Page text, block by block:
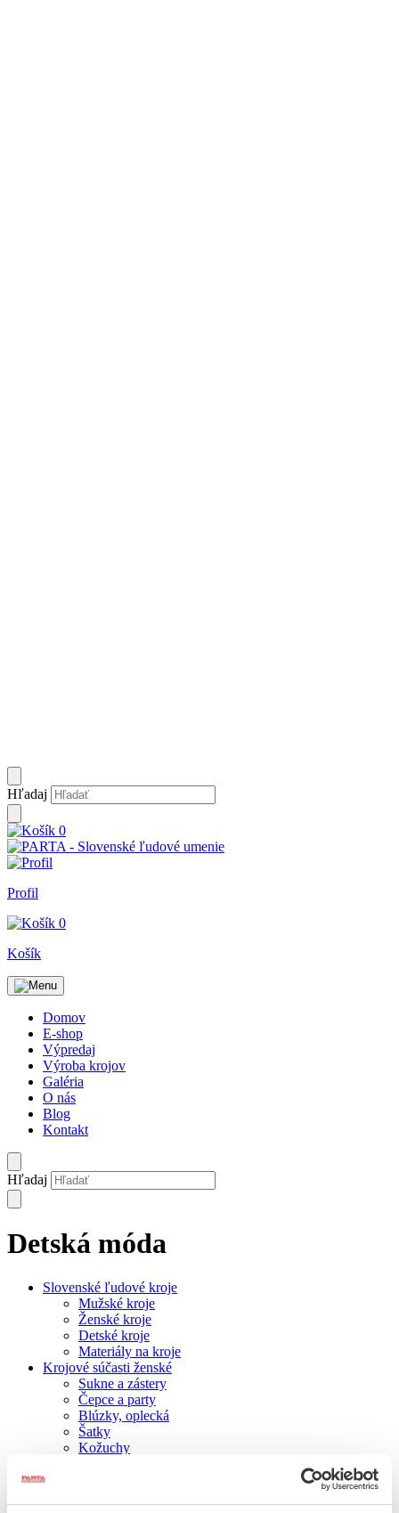
Hľadaj
0
Profil
0
Košík
Domov
E-shop
Výpredaj
Výroba krojov
Galéria
O nás
Blog
Kontakt
Hľadaj
Detská móda
Slovenské ľudové kroje
Mužské kroje
Ženské kroje
Detské kroje
Materiály na kroje
Krojové súčasti ženské
Sukne a zástery
Čepce a party
Blúzky, oplecká
Šatky
Kožuchy